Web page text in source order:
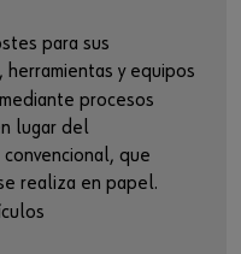
para sus
y equipos
procesos
lugar del
que
realiza en papel.